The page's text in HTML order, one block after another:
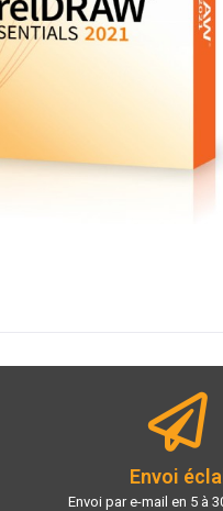
Envoi
Envoi par e-mail en 5 à